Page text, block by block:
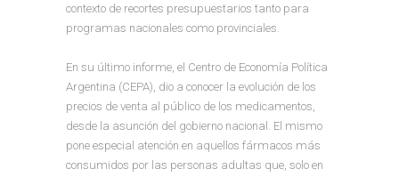
contexto de recortes presupuestarios tanto para
programas nacionales como provinciales.
En su último informe, el Centro de Economía Política
Argentina (CEPA), dio a conocer la evolución de los
precios de venta al público de los medicamentos,
desde la asunción del gobierno nacional. El mismo
pone especial atención en aquellos fármacos más
consumidos por las personas adultas que, solo en